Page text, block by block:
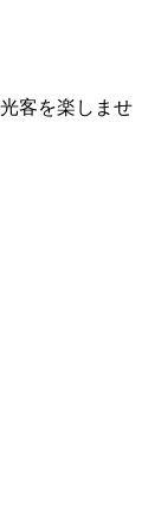
客を楽しませ